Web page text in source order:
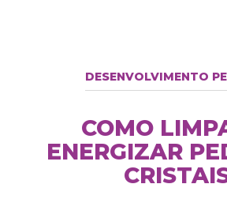
DESENVOLVIMENTO
COMO
ENERGIZAR